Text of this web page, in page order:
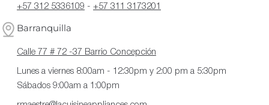
+57 312 5336109 - +57 311 3173201
Barranquilla
Calle 77 # 72 -37 Barrio Concepción
Lunes a viernes 8:00am - 12:30pm y 2:00 pm a 5:30pm
Sábados 9:00am a 1:00pm